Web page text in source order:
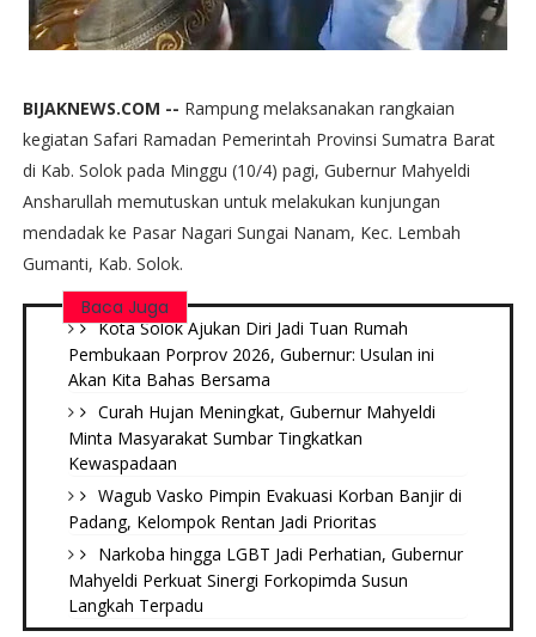
BIJAKNEWS.COM -- Rampung melaksanakan rangkaian
kegiatan Safari Ramadan Pemerintah Provinsi Sumatra Barat
di Kab. Solok pada Minggu (10/4) pagi, Gubernur Mahyeldi
Ansharullah memutuskan untuk melakukan kunjungan
mendadak ke Pasar Nagari Sungai Nanam, Kec. Lembah
Gumanti, Kab. Solok.
Baca Juga
Kota Solok Ajukan Diri Jadi Tuan Rumah
Pembukaan Porprov 2026, Gubernur: Usulan ini
Akan Kita Bahas Bersama
Curah Hujan Meningkat, Gubernur Mahyeldi
Minta Masyarakat Sumbar Tingkatkan
Kewaspadaan
Wagub Vasko Pimpin Evakuasi Korban Banjir di
Padang, Kelompok Rentan Jadi Prioritas
Narkoba hingga LGBT Jadi Perhatian, Gubernur
Mahyeldi Perkuat Sinergi Forkopimda Susun
Langkah Terpadu